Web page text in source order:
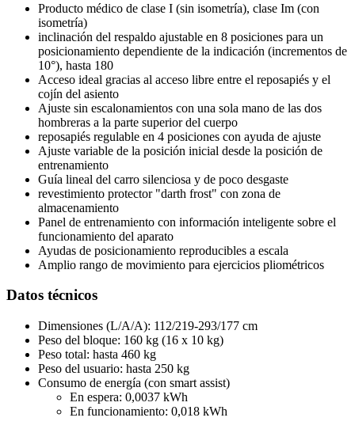
Producto médico de clase I (sin isometría), clase Im (con
isometría)
inclinación del respaldo ajustable en 8 posiciones para un
posicionamiento dependiente de la indicación (incrementos de
10°), hasta 180
Acceso ideal gracias al acceso libre entre el reposapiés y el
cojín del asiento
Ajuste sin escalonamientos con una sola mano de las dos
hombreras a la parte superior del cuerpo
reposapiés regulable en 4 posiciones con ayuda de ajuste
Ajuste variable de la posición inicial desde la posición de
entrenamiento
Guía lineal del carro silenciosa y de poco desgaste
revestimiento protector "darth frost" con zona de
almacenamiento
Panel de entrenamiento con información inteligente sobre el
funcionamiento del aparato
Ayudas de posicionamiento reproducibles a escala
Amplio rango de movimiento para ejercicios pliométricos
Datos técnicos
Dimensiones (L/A/A): 112/219-293/177 cm
Peso del bloque: 160 kg (16 x 10 kg)
Peso total: hasta 460 kg
Peso del usuario: hasta 250 kg
Consumo de energía (con smart assist)
En espera: 0,0037 kWh
En funcionamiento: 0,018 kWh